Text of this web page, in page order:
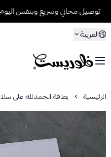
توصيل مجاني وسريع وبنفس اليوم
العربية
فلوريست Florist
الرئيسية بطاقة الحمدلله على